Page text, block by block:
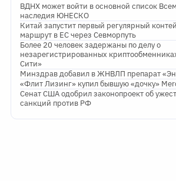
ВДНХ может войти в основной список
наследия ЮНЕСКО
Китай запустит первый регулярный
маршрут в ЕС через Севморпуть
Более 20 человек задержаны по делу о
незарегистрированных
Сити»
Минздрав добавил в ЖНВЛП препарат
«Флит Лизинг» купил бывшую «дочку»
Сенат США одобрил законопроект об
санкций против РФ